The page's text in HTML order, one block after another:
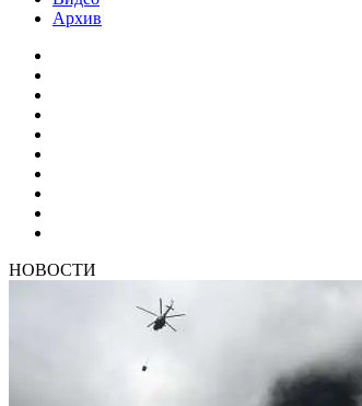
Архив
НОВОСТИ